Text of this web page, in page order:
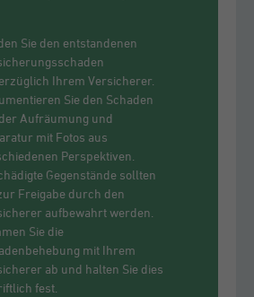
Sie den entstandenen
Ihrem Versicherer.
Sie den Schaden
Aufräumung und
mit Fotos aus
Perspektiven.
Gegenstände sollten
Freigabe durch den
aufbewahrt werden.
Sie die
mit Ihrem
ab und halten Sie dies
fest.